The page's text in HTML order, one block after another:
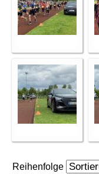
Reihenfolge